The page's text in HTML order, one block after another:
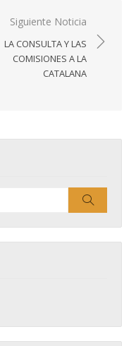
Siguiente Noticia
LA CONSULTA Y LAS
COMISIONES A LA
CATALANA